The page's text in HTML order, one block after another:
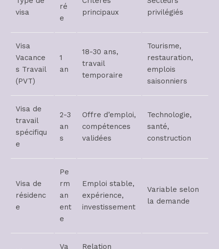
visa
ré
e
principaux
privilégiés
Visa
Vacance
s Travail
(PVT)
1
an
18-30 ans,
travail
temporaire
Tourisme,
restauration,
emplois
saisonniers
Visa de
travail
spécifiqu
e
2-3
an
s
Offre d’emploi,
compétences
validées
Technologie,
santé,
construction
Visa de
résidenc
e
Pe
rm
an
ent
e
Emploi stable,
expérience,
investissement
Variable selon
la demande
Va
Relation